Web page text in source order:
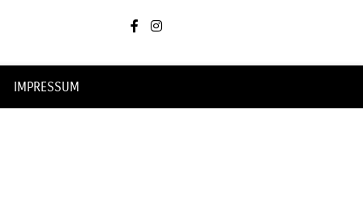
IMPRESSUM